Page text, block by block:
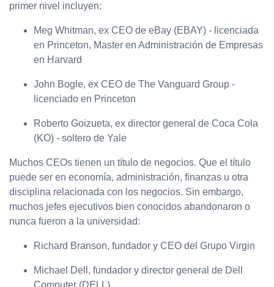
primer nivel incluyen:
Meg Whitman, ex CEO de eBay (EBAY) - licenciada
en Princeton, Master en Administración de Empresas
en Harvard
John Bogle, ex CEO de The Vanguard Group -
licenciado en Princeton
Roberto Goizueta, ex director general de Coca Cola
(KO) - soltero de Yale
Muchos CEOs tienen un título de negocios. Que el título
puede ser en economía, administración, finanzas u otra
disciplina relacionada con los negocios. Sin embargo,
muchos jefes ejecutivos bien conocidos abandonaron o
nunca fueron a la universidad:
Richard Branson, fundador y CEO del Grupo Virgin
Michael Dell, fundador y director general de Dell
Computer (DELL)